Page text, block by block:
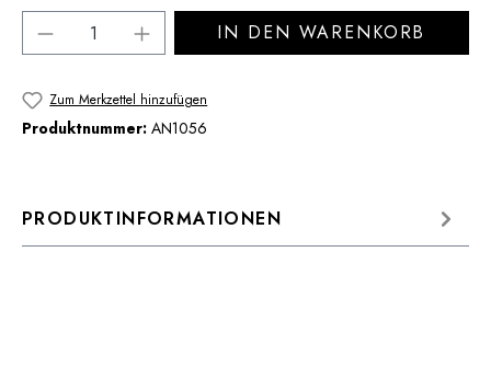
Produkt Anzahl: Gib den gewünschten
IN DEN WARENKORB
Zum Merkzettel hinzufügen
Produktnummer: AN1056
PRODUKTINFORMATIONEN